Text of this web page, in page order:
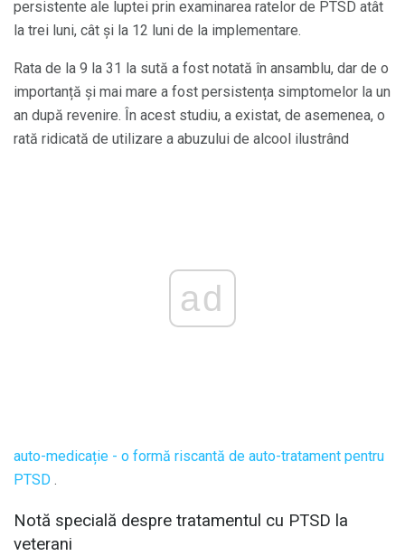
persistente ale luptei prin examinarea ratelor de PTSD atât
la trei luni, cât și la 12 luni de la implementare.
Rata de la 9 la 31 la sută a fost notată în ansamblu, dar de o
importanță și mai mare a fost persistența simptomelor la un
an după revenire. În acest studiu, a existat, de asemenea, o
rată ridicată de utilizare a abuzului de alcool ilustrând
ad
auto-medicație - o formă riscantă de auto-tratament pentru
PTSD .
Notă specială despre tratamentul cu PTSD la
veterani